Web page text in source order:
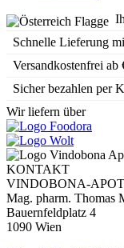
Schnelle Lieferung
Versandkostenfrei ab
Sicher bezahlen per
Wir liefern über
KONTAKT
VINDOBONA-
Mag. pharm. Thomas
Bauernfeldplatz 4
1090 Wien